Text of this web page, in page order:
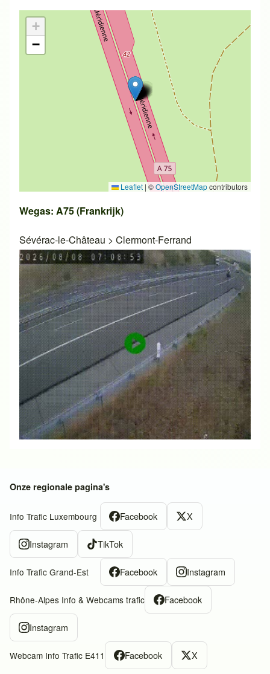
+
−
Leaflet |©OpenStreetMapcontributors
Wegas: A75 (Frankrijk)
Sévérac-le-Château > Clermont-Ferrand
Onze regionale pagina's
Info Trafic Luxembourg Facebook X
Instagram TikTok
Info Trafic Grand-Est Facebook Instagram
Rhône-Alpes Info & Webcams trafic Facebook
Instagram
Webcam Info Trafic E411 Facebook X